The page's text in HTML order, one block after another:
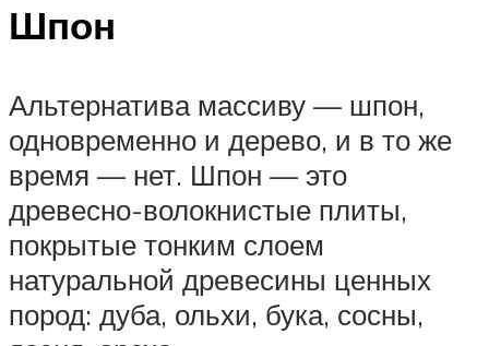
Шпон
Альтернатива массиву — шпон,
одновременно и дерево, и в то же
время — нет. Шпон — это
древесно-волокнистые плиты,
покрытые тонким слоем
натуральной древесины ценных
пород: дуба, ольхи, бука, сосны,